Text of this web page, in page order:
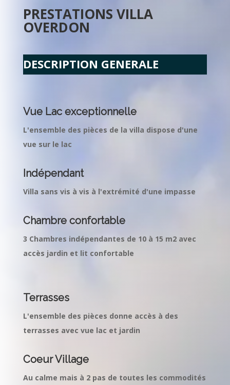
PRESTATIONS VILLA
OVERDON
DESCRIPTION GENERALE
Vue Lac exceptionnelle
L'ensemble des pièces de la villa dispose d'une
vue sur le lac
Indépendant
Villa sans vis à vis à l'extrémité d'une impasse
Chambre confortable
3 Chambres indépendantes de 10 à 15 m2 avec
accès jardin et lit confortable
Terrasses
L'ensemble des pièces donne accès à des
terrasses avec vue lac et jardin
Coeur Village
Au calme mais à 2 pas de toutes les commodités